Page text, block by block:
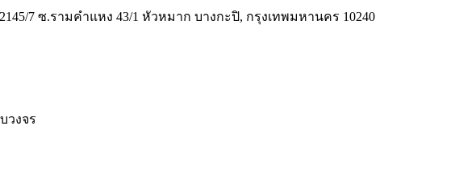
7 ซ.รามคำแหง 43/1 หัวหมาก บางกะปิ, กรุงเทพมหานคร 10240
วงจร